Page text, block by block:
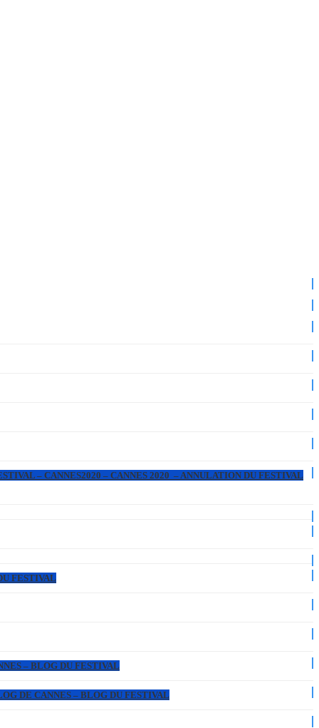
– CANNES2020 – CANNES 2020 – ANNULATION DU FESTIVAL
FESTIVAL
– BLOG DU FESTIVAL
DE CANNES – BLOG DU FESTIVAL